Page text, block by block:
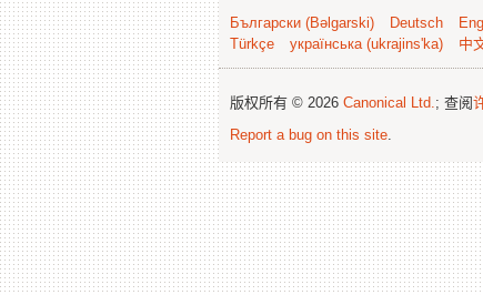
Български (Bəlgarski)
Deutsch
Türkçe
українська (ukrajins'ka) 中
版权所有 © 2026 Canonical Ltd.; 查阅
Report a bug on this site.